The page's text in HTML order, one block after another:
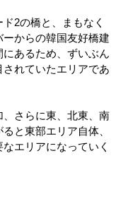
2の橋と、まもなく
からの韓国友好橋建
あるため、ずいぶん
れていたエリアであ
さらに東、北東、南
と東部エリア自体、
エリアになっていく